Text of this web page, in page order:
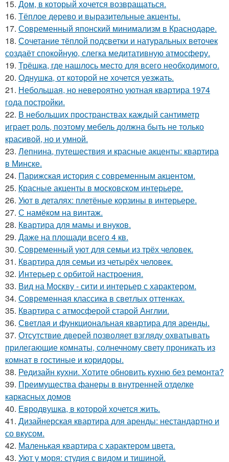
15. Дом, в который хочется возвращаться.
16. Тёплое дерево и выразительные акценты.
17. Современный японский минимализм в Краснодаре.
18. Сочетание тёплой подсветки и натуральных веточек
создаёт спокойную, слегка медитативную атмосферу.
19. Трёшка, где нашлось место для всего необходимого.
20. Однушка, от которой не хочется уезжать.
21. Небольшая, но невероятно уютная квартира 1974
года постройки.
22. В небольших пространствах каждый сантиметр
играет роль, поэтому мебель должна быть не только
красивой, но и умной.
23. Лепнина, путешествия и красные акценты: квартира
в Минске.
24. Парижская история с современным акцентом.
25. Красные акценты в московском интерьере.
26. Уют в деталях: плетёные корзины в интерьере.
27. С намёком на винтаж.
28. Квартира для мамы и внуков.
29. Даже на площади всего 4 кв.
30. Современный уют для семьи из трёх человек.
31. Квартира для семьи из четырёх человек.
32. Интерьер с орбитой настроения.
33. Вид на Москву - сити и интерьер с характером.
34. Современная классика в светлых оттенках.
35. Квартира с атмосферой старой Англии.
36. Светлая и функциональная квартира для аренды.
37. Отсутствие дверей позволяет взгляду охватывать
прилегающие комнаты, солнечному свету проникать из
комнат в гостиные и коридоры.
38. Редизайн кухни. Хотите обновить кухню без ремонта?
39. Преимущества фанеры в внутренней отделке
каркасных домов
40. Евродвушка, в которой хочется жить.
41. Дизайнерская квартира для аренды: нестандартно и
со вкусом.
42. Маленькая квартира с характером цвета.
43. Уют у моря: студия с видом и тишиной.